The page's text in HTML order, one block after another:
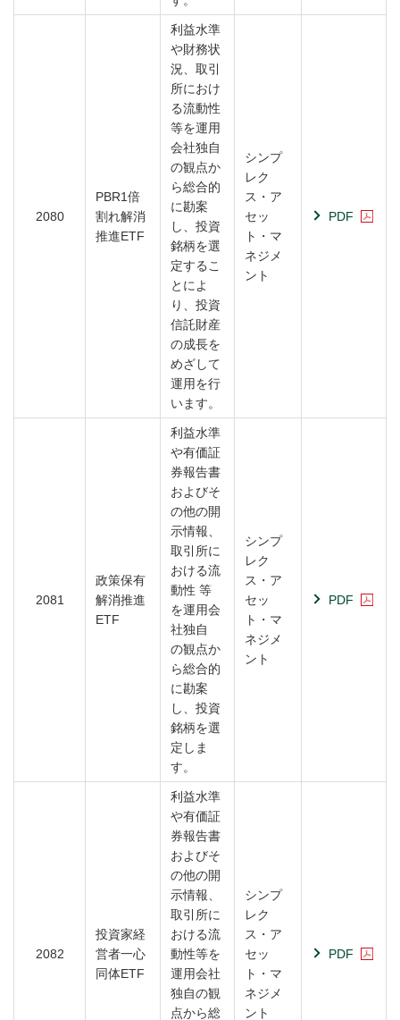
2080
PBR1倍
割れ解消
推進ETF
利益水準
や財務状
況、取引
所におけ
る流動性
等を運用
会社独自
の観点か
ら総合的
に勘案
し、投資
銘柄を選
定するこ
とによ
り、投資
信託財産
の成長を
めざして
運用を行
います。
シンプ
レク
ス・ア
セッ
ト・マ
ネジメ
ント
PDF
2081
政策保有
解消推進
ETF
利益水準
や有価証
券報告書
およびそ
の他の開
示情報、
取引所に
おける流
動性 等
を運用会
社独自
の観点か
ら総合的
に勘案
し、投資
銘柄を選
定しま
す。
シンプ
レク
ス・ア
セッ
ト・マ
ネジメ
ント
PDF
2082
投資家経
営者一心
同体ETF
利益水準
や有価証
券報告書
およびそ
の他の開
示情報、
取引所に
おける流
動性等を
運用会社
独自の観
点から総
シンプ
レク
ス・ア
セッ
ト・マ
ネジメ
ント
PDF